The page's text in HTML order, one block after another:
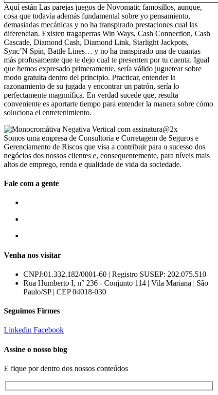
Aquí están Las parejas juegos de Novomatic famosillos, aunque,
cosa que todavía además fundamental sobre yo pensamiento,
demasiadas mecánicas y no ha transpirado prestaciones cual las
diferencian. Existen tragaperras Win Ways, Cash Connection, Cash
Cascade, Diamond Cash, Diamond Link, Starlight Jackpots,
Sync’N Spin, Battle Lines… y no ha transpirado una de cuantas
más profusamente que te dejo cual te presenten por tu cuenta. Igual
que hemos expresado primeramente, serí­a válido juguetear sobre
modo gratuita dentro del principio. Practicar, entender la
razonamiento de su jugada y encontrar un patrón, serí­a lo
perfectamente magnnífica. En verdad sucede que, resulta
conveniente es aportarte tiempo para entender la manera sobre cómo
soluciona el entretenimiento.
Somos uma empresa de Consultoria e Corretagem de Seguros e
Gerenciamento de Riscos que visa a contribuir para o sucesso dos
negócios dos nossos clientes e, consequentemente, para níveis mais
altos de emprego, renda e qualidade de vida da sociedade.
Fale com a gente
Venha nos visitar
CNPJ:01.332.182/0001-60 | Registro SUSEP: 202.075.510
Rua Humberto I, n° 236 - Conjunto 114 | Vila Mariana | São
Paulo/SP | CEP 04018-030
Seguimos Firmes
Linkedin Facebook
Assine o nosso blog
E fique por dentro dos nossos conteúdos